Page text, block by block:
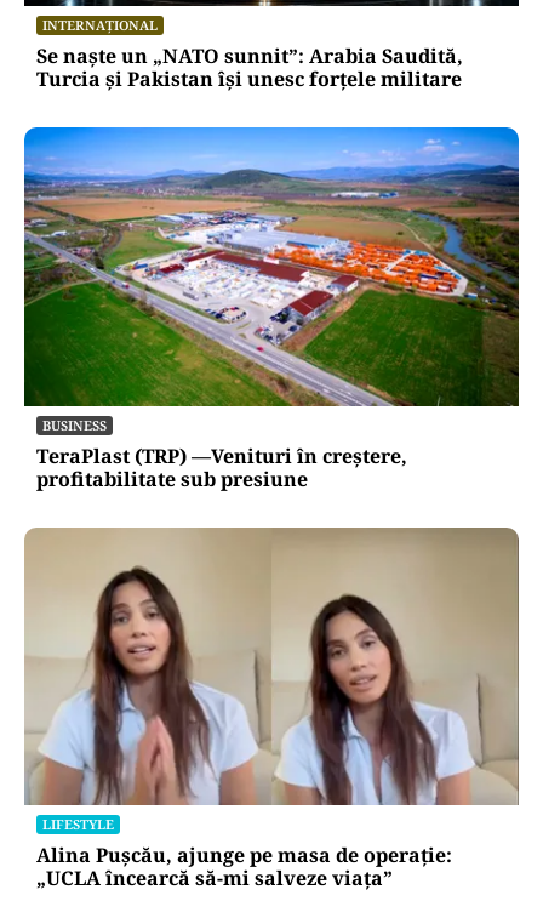
INTERNAȚIONAL
Se naște un „NATO sunnit”: Arabia Saudită,
Turcia și Pakistan își unesc forțele militare
BUSINESS
TeraPlast (TRP) —Venituri în creștere,
profitabilitate sub presiune
LIFESTYLE
Alina Pușcău, ajunge pe masa de operație:
„UCLA încearcă să-mi salveze viața”